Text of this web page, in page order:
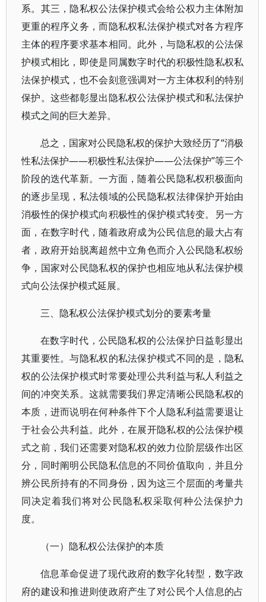
系。其三，隐私权公法保护模式会给公权力主体附加
更重的程序义务，而隐私权私法保护模式对各方程序
主体的程序要求基本相同。此外，与隐私权的公法保
护模式相比，即使是同属数字时代的积极性隐私权私
法保护模式，也不会刻意强调对一方主体权利的特别
保护。这些都彰显出隐私权公法保护模式和私法保护
模式之间的巨大差异。
总之，国家对公民隐私权的保护大致经历了“消极
性私法保护——积极性私法保护——公法保护”等三个
阶段的迭代革新。一方面，随着公民隐私权积极面向
的逐步呈现，私法领域的公民隐私权法律保护开始由
消极性的保护模式向积极性的保护模式转变。另一方
面，在数字时代，随着政府成为公民信息的最大占有
者，政府开始脱离超然中立角色而介入公民隐私权纷
争，国家对公民隐私权的保护也相应地从私法保护模
式向公法保护模式延展。
三、隐私权公法保护模式划分的要素考量
在数字时代，公民隐私权的公法保护日益彰显出
其重要性。与隐私权的私法保护模式不同的是，隐私
权的公法保护模式时常要处理公共利益与私人利益之
间的冲突关系。这就需要我们界定清晰公民隐私权的
本质，进而说明在何种条件下个人隐私利益需要退让
于社会公共利益。此外，在展开隐私权的公法保护模
式之前，我们还需要对隐私权的效力位阶层级作出区
分，同时阐明公民隐私信息的不同价值取向，并且分
辨公民所持有的不同身份，因为这三个层面的考量共
同决定着我们将对公民隐私权采取何种公法保护力
度。
（一）隐私权公法保护的本质
信息革命促进了现代政府的数字化转型，数字政
府的建设和推进则使政府产生了对公民个人信息的占